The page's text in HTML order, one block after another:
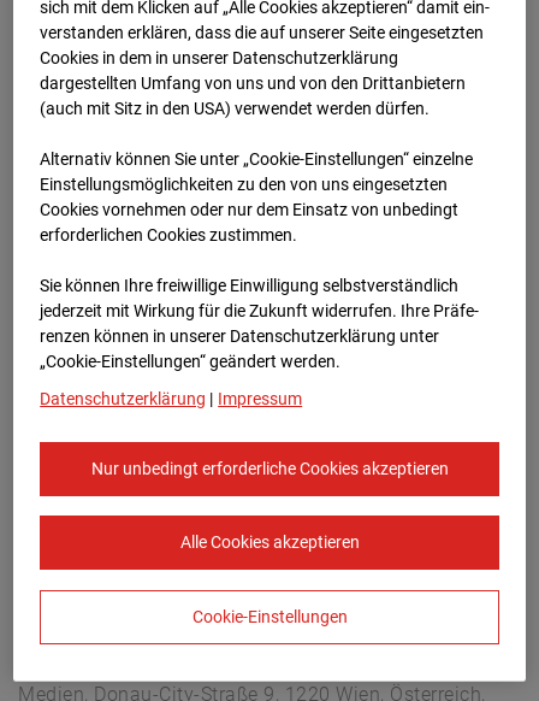
BC-186 - BV-Lübbenau
Nordkopf
Berliner Str. 30, 03222 Berlin
Zur Übersicht
Europe/Berlin
Medien, Donau-City-Straße 9, 1220 Wien, Österreich,
sich mit dem Klicken auf „Alle Cookies akzeptieren“ damit ein­
ver­standen erklären, dass die auf unserer Seite eingesetzten
Cookies in dem in unserer Datenschutzerklärung
dargestellten Umfang von uns und von den Drittanbietern
(auch mit Sitz in den USA) verwendet werden dürfen.
Alternativ können Sie unter „Cookie-Einstellungen“ einzelne
Einstellungsmöglichkeiten zu den von uns eingesetzten
Cookies vornehmen oder nur dem Einsatz von unbedingt
erforderlichen Cookies zustimmen.
Sie können Ihre freiwillige Einwilligung selbstverständlich
jederzeit mit Wirkung für die Zukunft widerrufen. Ihre Prä­fe­
renzen können in unserer Datenschutzerklärung unter
„Cookie-Einstellungen“ geändert werden.
Datenschutzerklärung | Impressum
Nur unbedingt erforderliche Cookies akzeptieren
Alle Cookies akzeptieren
Cookie-Einstellungen